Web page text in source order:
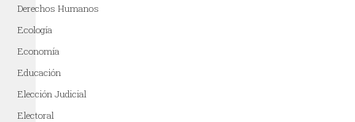
Derechos Humanos
Ecología
Economía
Educación
Elección Judicial
Electoral